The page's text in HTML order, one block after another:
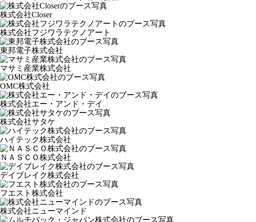
株式会社Closer
株式会社フジワラテクノアート
東邦電子株式会社
マサミ産業株式会社
OMC株式会社
株式会社エー・アンド・デイ
株式会社サタケ
ハイテック株式会社
ＮＡＳＣＯ株式会社
デイブレイク株式会社
フエスト株式会社
株式会社ニューマインド